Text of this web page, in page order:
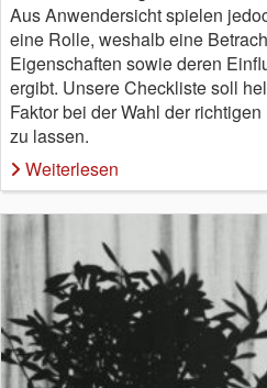
Aus Anwendersicht spielen
eine Rolle, weshalb eine
Eigenschaften sowie deren
ergibt. Unsere Checkliste soll
Faktor bei der Wahl der
zu lassen.
Weiterlesen